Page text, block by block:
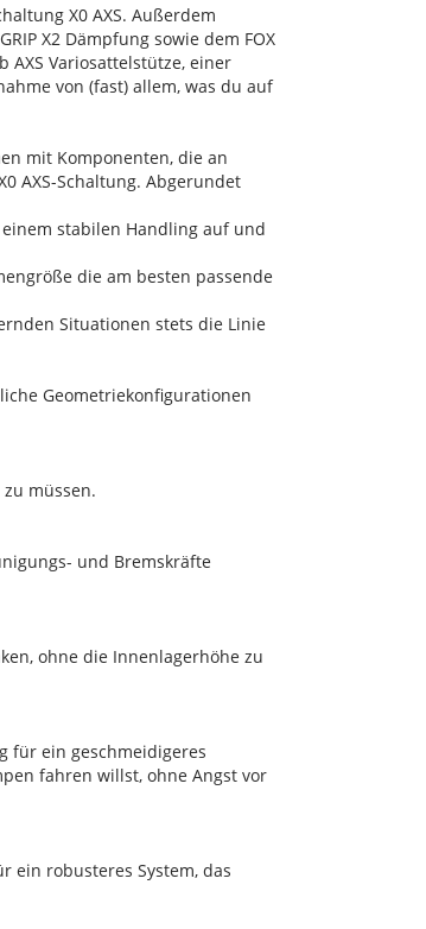
X0 AXS. Außerdem
X2 Dämpfung sowie dem FOX
AXS Variosattelstütze, einer
von (fast) allem, was du auf
mit Komponenten, die an
AXS-Schaltung. Abgerundet
stabilen Handling auf und
die am besten passende
Situationen stets die Linie
Geometriekonfigurationen
müssen.
und Bremskräfte
ohne die Innenlagerhöhe zu
für ein geschmeidigeres
fahren willst, ohne Angst vor
ein robusteres System, das